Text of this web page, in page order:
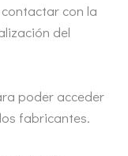
con la
del
poder acceder
fabricantes.